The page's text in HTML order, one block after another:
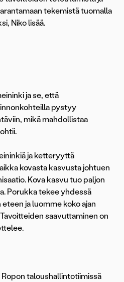
tekemistä tuomalla
Niko lisää.
ja se, että
pystyy
mikä mahdollistaa
ja ketteryyttä
kovasta kasvusta johtuen
Kova kasvu tuo paljon
Porukka tekee yhdessä
ja luomme koko ajan
saavuttaminen on
taloushallintotiimissä